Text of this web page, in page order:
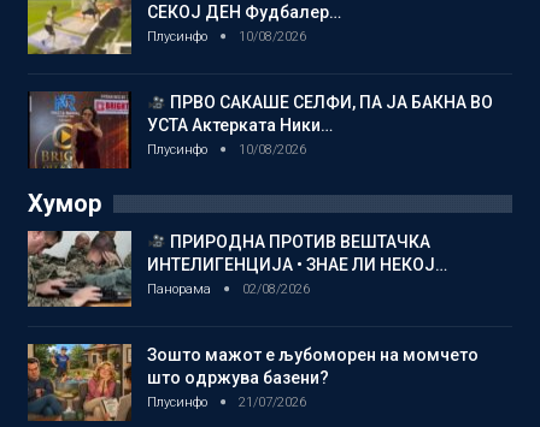
СЕКОЈ ДЕН Фудбалер…
Плусинфо 10/08/2026
ПРВО САКАШЕ СЕЛФИ, ПА ЈА БАКНА ВО
УСТА Актерката Ники…
Плусинфо 10/08/2026
Хумор
ПРИРОДНА ПРОТИВ ВЕШТАЧКА
ИНТЕЛИГЕНЦИЈА • ЗНАЕ ЛИ НЕКОЈ…
Панорама 02/08/2026
Зошто мажот е љубоморен на момчето
што одржува базени?
Плусинфо 21/07/2026